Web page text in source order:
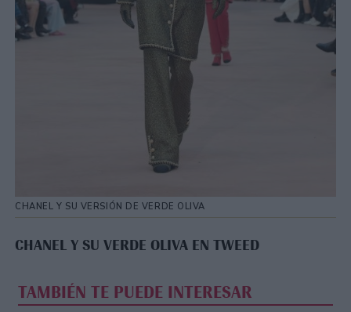
CHANEL Y SU VERSIÓN DE VERDE OLIVA
CHANEL Y SU VERDE OLIVA EN TWEED
TAMBIÉN TE PUEDE INTERESAR